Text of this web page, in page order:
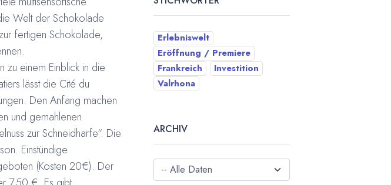
Welt der Schokolade
fertigen Schokolade,
einem Einblick in die
lässt die Cité du
Den Anfang machen
und gemahlenen
zur Schneidharfe“. Die
Einstündige
(Kosten 20€). Der
Erlebniswelt
Eröffnung / Premiere
Frankreich
Investition
Valrhona
ARCHIV